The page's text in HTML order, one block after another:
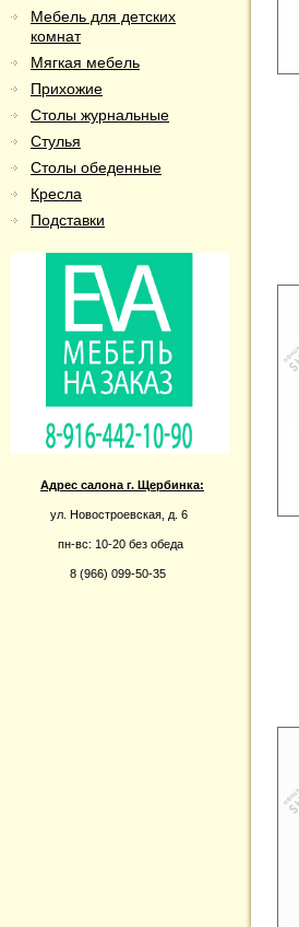
Мебель для детских
комнат
Мягкая мебель
Прихожие
Столы журнальные
Стулья
Столы обеденные
Кресла
Подставки
Адрес салона г. Щербинка:
ул. Новостроевская, д. 6
пн-вс: 10-20 без обеда
8 (966) 099-50-35